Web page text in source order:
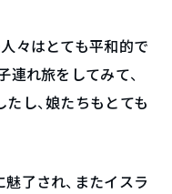
々はとても平和的で
連れ旅をしてみて、
し、娘たちもとても
了され、またイスラ